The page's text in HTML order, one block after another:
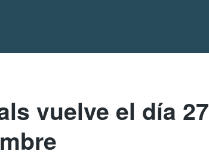
vuelve el día 27